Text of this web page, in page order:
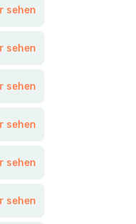
sehen
sehen
sehen
sehen
sehen
sehen